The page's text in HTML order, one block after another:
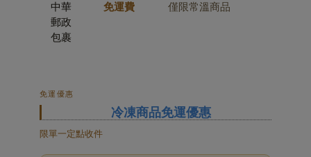
中華
郵政
包裹
免運費 僅限常溫商品
免運優惠
冷凍商品免運優惠
限單一定點收件